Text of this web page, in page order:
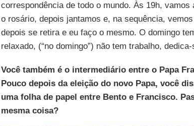
correspondência de todo o mundo. Às 19h,
o rosário, depois jantamos e, na sequência,
depois se retira e eu faço o mesmo. O domingo
relaxado, (“no domingo”) não tem trabalho,
Você também é o intermediário entre o Papa
Pouco depois da eleição do novo Papa, você
uma folha de papel entre Bento e Francisco.
mesma coisa?